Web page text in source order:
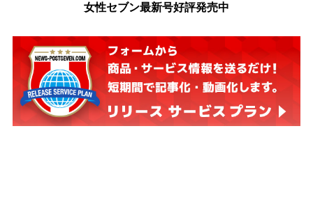
女性セブン最新号好評発売中